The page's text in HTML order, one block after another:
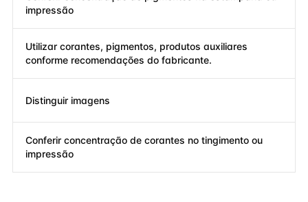
impressão
Utilizar corantes, pigmentos, produtos auxiliares
conforme recomendações do fabricante.
Distinguir imagens
Conferir concentração de corantes no tingimento ou
impressão